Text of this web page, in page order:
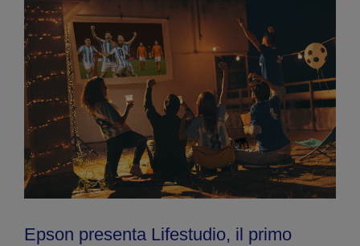
Epson presenta Lifestudio, il primo